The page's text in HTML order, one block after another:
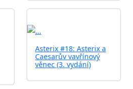
Asterix #18: Asterix a
Caesarův vavřínový
věnec (3. vydání)